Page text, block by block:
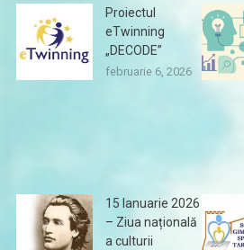
Proiectul
eTwinning
„DECODE”
februarie 6, 2026
15 Ianuarie 2026
– Ziua națională
a culturii